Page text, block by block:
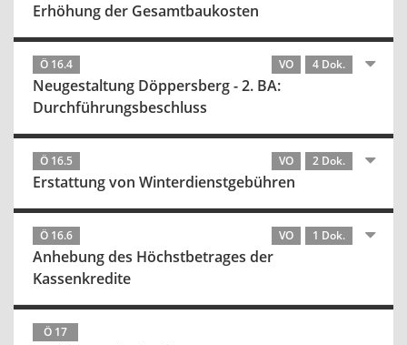
Erhöhung der Gesamtbaukosten
Ö 16.4 VO 4 Dok.
Neugestaltung Döppersberg - 2. BA:
Durchführungsbeschluss
Ö 16.5 VO 2 Dok.
Erstattung von Winterdienstgebühren
Ö 16.6 VO 1 Dok.
Anhebung des Höchstbetrages der
Kassenkredite
Ö 17